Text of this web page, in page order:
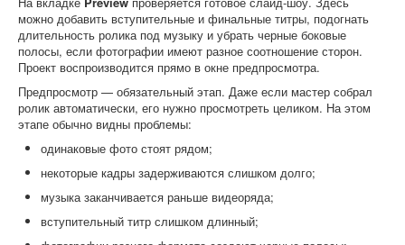
можно добавить вступительные и финальные титры, подогнать
длительность ролика под музыку и убрать черные боковые
полосы, если фотографии имеют разное соотношение сторон.
Проект воспроизводится прямо в окне предпросмотра.
Предпросмотр — обязательный этап. Даже если мастер собрал
ролик автоматически, его нужно просмотреть целиком. На этом
этапе обычно видны проблемы:
одинаковые фото стоят рядом;
некоторые кадры задерживаются слишком долго;
музыка заканчивается раньше видеоряда;
вступительный титр слишком длинный;